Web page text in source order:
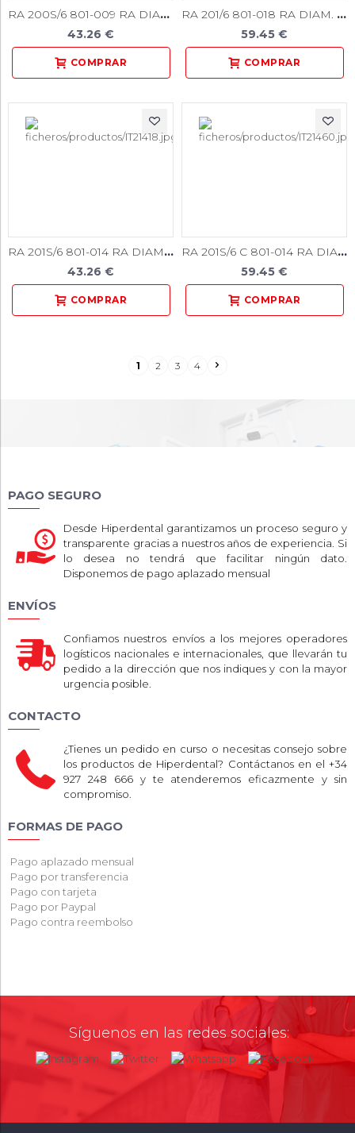
RA 200S/6 801-009 RA DIAM. MEDIO 6U.
43.26 €
RA 201/6 801-018 RA DIAM. MEDIO 6U.
59.45 €
RA 201S/6 801-014 RA DIAM. MEDIO 6U.
43.26 €
RA 201S/6 C 801-014 RA DIAM. GRUESO 6U.
59.45 €
1 2 3 4
PAGO SEGURO
Desde Hiperdental garantizamos un proceso seguro y
transparente gracias a nuestros años de experiencia. Si
lo desea no tendrá que facilitar ningún dato.
Disponemos de pago aplazado mensual
ENVÍOS
Confiamos nuestros envíos a los mejores operadores
logísticos nacionales e internacionales, que llevarán tu
pedido a la dirección que nos indiques y con la mayor
urgencia posible.
CONTACTO
¿Tienes un pedido en curso o necesitas consejo sobre
los productos de Hiperdental? Contáctanos en el +34
927 248 666 y te atenderemos eficazmente y sin
compromiso.
FORMAS DE PAGO
Pago aplazado mensual
Pago por transferencia
Pago con tarjeta
Pago por Paypal
Pago contra reembolso
Síguenos en las redes sociales: